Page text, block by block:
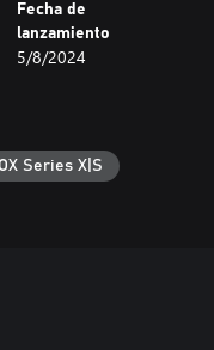
Fecha de
lanzamiento
5/8/2024
Series X|S